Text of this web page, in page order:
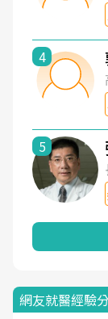
4
5
網友就醫經驗